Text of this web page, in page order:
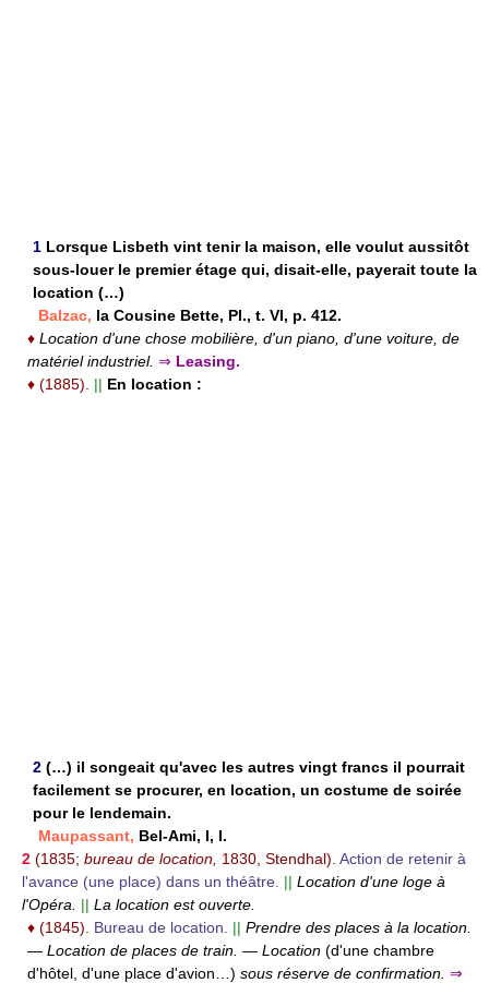
1 Lorsque Lisbeth vint tenir la maison, elle voulut aussitôt
sous-louer le premier étage qui, disait-elle, payerait toute la
location (…)
Balzac, la Cousine Bette, Pl., t. VI, p. 412.
♦ Location d'une chose mobilière, d'un piano, d'une voiture, de
matériel industriel. ⇒ Leasing.
♦ (1885). || En location :
2 (…) il songeait qu'avec les autres vingt francs il pourrait
facilement se procurer, en location, un costume de soirée
pour le lendemain.
Maupassant, Bel-Ami, I, I.
2 (1835; bureau de location, 1830, Stendhal). Action de retenir à
l'avance (une place) dans un théâtre. || Location d'une loge à
l'Opéra. || La location est ouverte.
♦ (1845). Bureau de location. || Prendre des places à la location.
— Location de places de train. — Location (d'une chambre
d'hôtel, d'une place d'avion…) sous réserve de confirmation. ⇒